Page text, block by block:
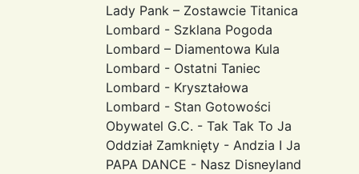
Lady Pank – Zostawcie Titanica
Lombard - Szklana Pogoda
Lombard – Diamentowa Kula
Lombard - Ostatni Taniec
Lombard - Kryształowa
Lombard - Stan Gotowości
Obywatel G.C. - Tak Tak To Ja
Oddział Zamknięty - Andzia I Ja
PAPA DANCE - Nasz Disneyland